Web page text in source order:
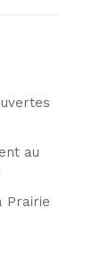
au
Prairie